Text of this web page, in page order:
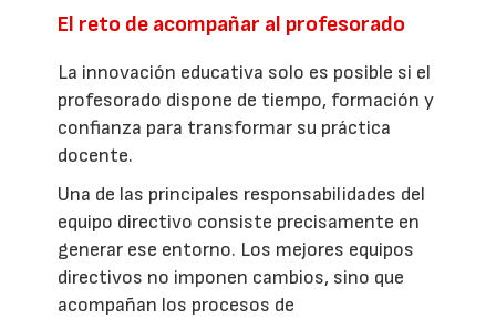
El reto de acompañar al profesorado
La innovación educativa solo es posible si el
profesorado dispone de tiempo, formación y
confianza para transformar su práctica
docente.
Una de las principales responsabilidades del
equipo directivo consiste precisamente en
generar ese entorno. Los mejores equipos
directivos no imponen cambios, sino que
acompañan los procesos de